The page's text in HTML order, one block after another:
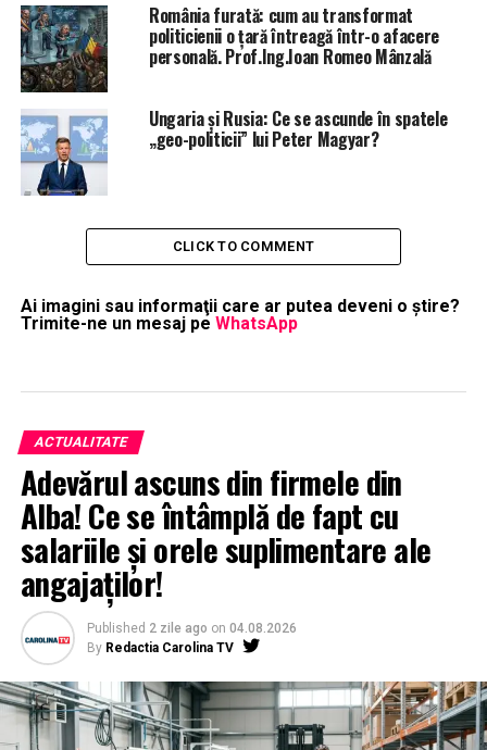
România furată: cum au transformat
politicienii o țară întreagă într-o afacere
personală. Prof.Ing.Ioan Romeo Mânzală
Ungaria și Rusia: Ce se ascunde în spatele
„geo-politicii” lui Peter Magyar?
CLICK TO COMMENT
Ai imagini sau informaţii care ar putea deveni o ştire?
Trimite-ne un mesaj pe WhatsApp
ACTUALITATE
Adevărul ascuns din firmele din
Alba! Ce se întâmplă de fapt cu
salariile și orele suplimentare ale
angajaților!
Published 2 zile ago on 04.08.2026
By Redactia Carolina TV